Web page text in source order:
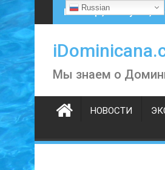
Skip
to
Пятница, 7 августа,
Мы знаем о
НОВОСТИ
Russian